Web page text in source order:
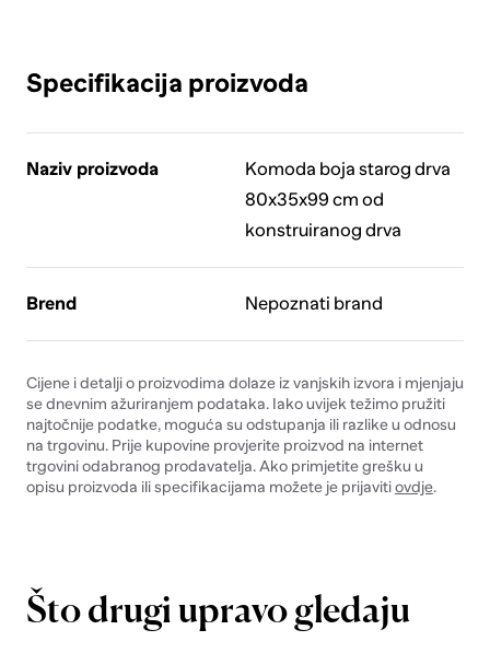
Specifikacija proizvoda
Naziv proizvoda
Komoda boja starog drva
80x35x99 cm od
konstruiranog drva
Brend Nepoznati brand
Cijene i detalji o proizvodima dolaze iz vanjskih izvora i mjenjaju
se dnevnim ažuriranjem podataka. Iako uvijek težimo pružiti
najtočnije podatke, moguća su odstupanja ili razlike u odnosu
na trgovinu. Prije kupovine provjerite proizvod na internet
trgovini odabranog prodavatelja. Ako primjetite grešku u
opisu proizvoda ili specifikacijama možete je prijavitiovdje.
Što drugi upravo gledaju